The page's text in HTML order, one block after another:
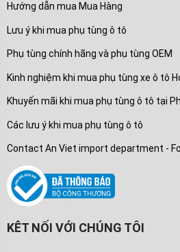
Hướng dẫn mua Mua Hàng
Lưu ý khi mua phụ tùng ô tô
Phụ tùng chính hãng và phụ tùng OEM
Kinh nghiệm khi mua phụ tùng xe ô tô
Khuyến mãi khi mua phụ tùng ô tô tại
Các lưu ý khi mua phụ tùng ô tô
Contact An Viet import department -
KÊT NỐI VỚI CHÚNG TÔI